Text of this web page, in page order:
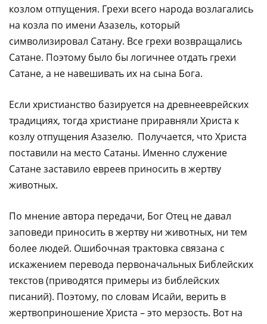
козлом отпущения. Грехи всего народа возлагались
на козла по имени Азазель, который
символизировал Сатану. Все грехи возвращались
Сатане. Поэтому было бы логичнее отдать грехи
Сатане, а не навешивать их на сына Бога.
Если христианство базируется на древнееврейских
традициях, тогда христиане приравняли Христа к
козлу отпущения Азазелю. Получается, что Христа
поставили на место Сатаны. Именно служение
Сатане заставило евреев приносить в жертву
животных.
По мнение автора передачи, Бог Отец не давал
заповеди приносить в жертву ни животных, ни тем
более людей. Ошибочная трактовка связана с
искажением перевода первоначальных Библейских
текстов (приводятся примеры из библейских
писаний). Поэтому, по словам Исайи, верить в
жертвоприношение Христа – это мерзость. Вот на